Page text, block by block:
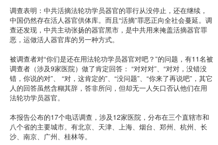
调查表明：中共活摘法轮功学员器官的罪行从没停止，还在继续，
中国仍然存在活人器官供体库。而且“活摘”罪恶正向全社会蔓延。调
查还发现，中共主动张扬的器官黑市，是中共用来掩盖活摘器官罪
恶，运做活人器官库的另一种方式。
被调查者对“你们是还在用法轮功学员器官对吧？”的问题，有11名被
调查者（涉及9家医院）做了肯定回答： “对对对”、“对对，没错没
错，你说的对”、 “对，这肯定的”、“没问题”、“你来了再说吧”，其它
人的回答虽然含糊其辞，答非所问，但却无一人矢口否认他们在用
法轮功学员器官。
本报告公布的17个电话调查，涉及12家医院，分布在三个直辖市和
八个省的主要城市。有北京、天津、上海、烟台、郑州、杭州、长
沙、南京、广州、桂林等。